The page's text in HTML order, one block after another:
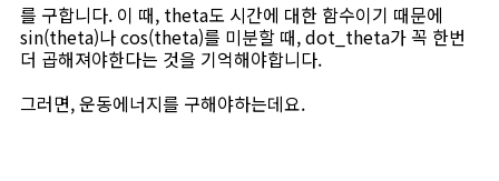
를 구합니다. 이 때, theta도 시간에 대한 함수이기 때문에
sin(theta)나 cos(theta)를 미분할 때, dot_theta가 꼭 한번
더 곱해져야한다는 것을 기억해야합니다.
그러면, 운동에너지를 구해야하는데요.